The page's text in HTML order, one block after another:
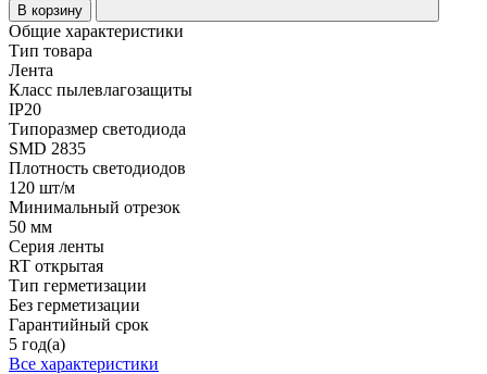
В корзину
Общие характеристики
Тип товара
Лента
Класс пылевлагозащиты
IP20
Типоразмер светодиода
SMD 2835
Плотность светодиодов
120 шт/м
Минимальный отрезок
50 мм
Серия ленты
RT открытая
Тип герметизации
Без герметизации
Гарантийный срок
5 год(а)
Все характеристики